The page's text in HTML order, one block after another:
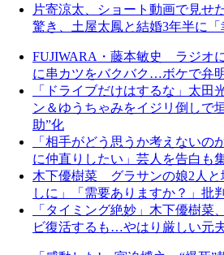
片寄涼太、ショート動画で見せ
驚き、土屋太鳳と結婚3年半に
FUJIWARA・藤本敏史 ラジオ
に串カツをバクバク…ボケで弁
「ドライブだけはするな」太田
ン＆ゆうちゃみをイジリ倒しで
助”化
「相手がどう思うか考えないの
に仲直りしたい」芸人を告白も
木下優樹菜 グラサンの娘2人と
しに」「需要ありますか？」批
「タイミング絶妙」木下優樹菜
ビ復活するも…やはり厳しい元